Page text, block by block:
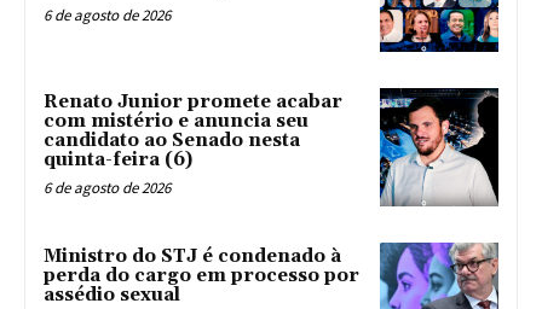
6 de agosto de 2026
Renato Junior promete acabar
com mistério e anuncia seu
candidato ao Senado nesta
quinta-feira (6)
6 de agosto de 2026
Ministro do STJ é condenado à
perda do cargo em processo por
assédio sexual